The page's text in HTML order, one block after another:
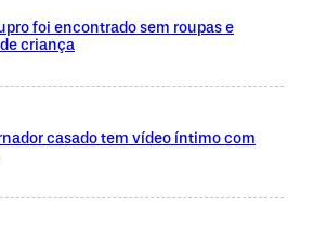
foi encontrado sem roupas e
criança
casado tem vídeo íntimo com